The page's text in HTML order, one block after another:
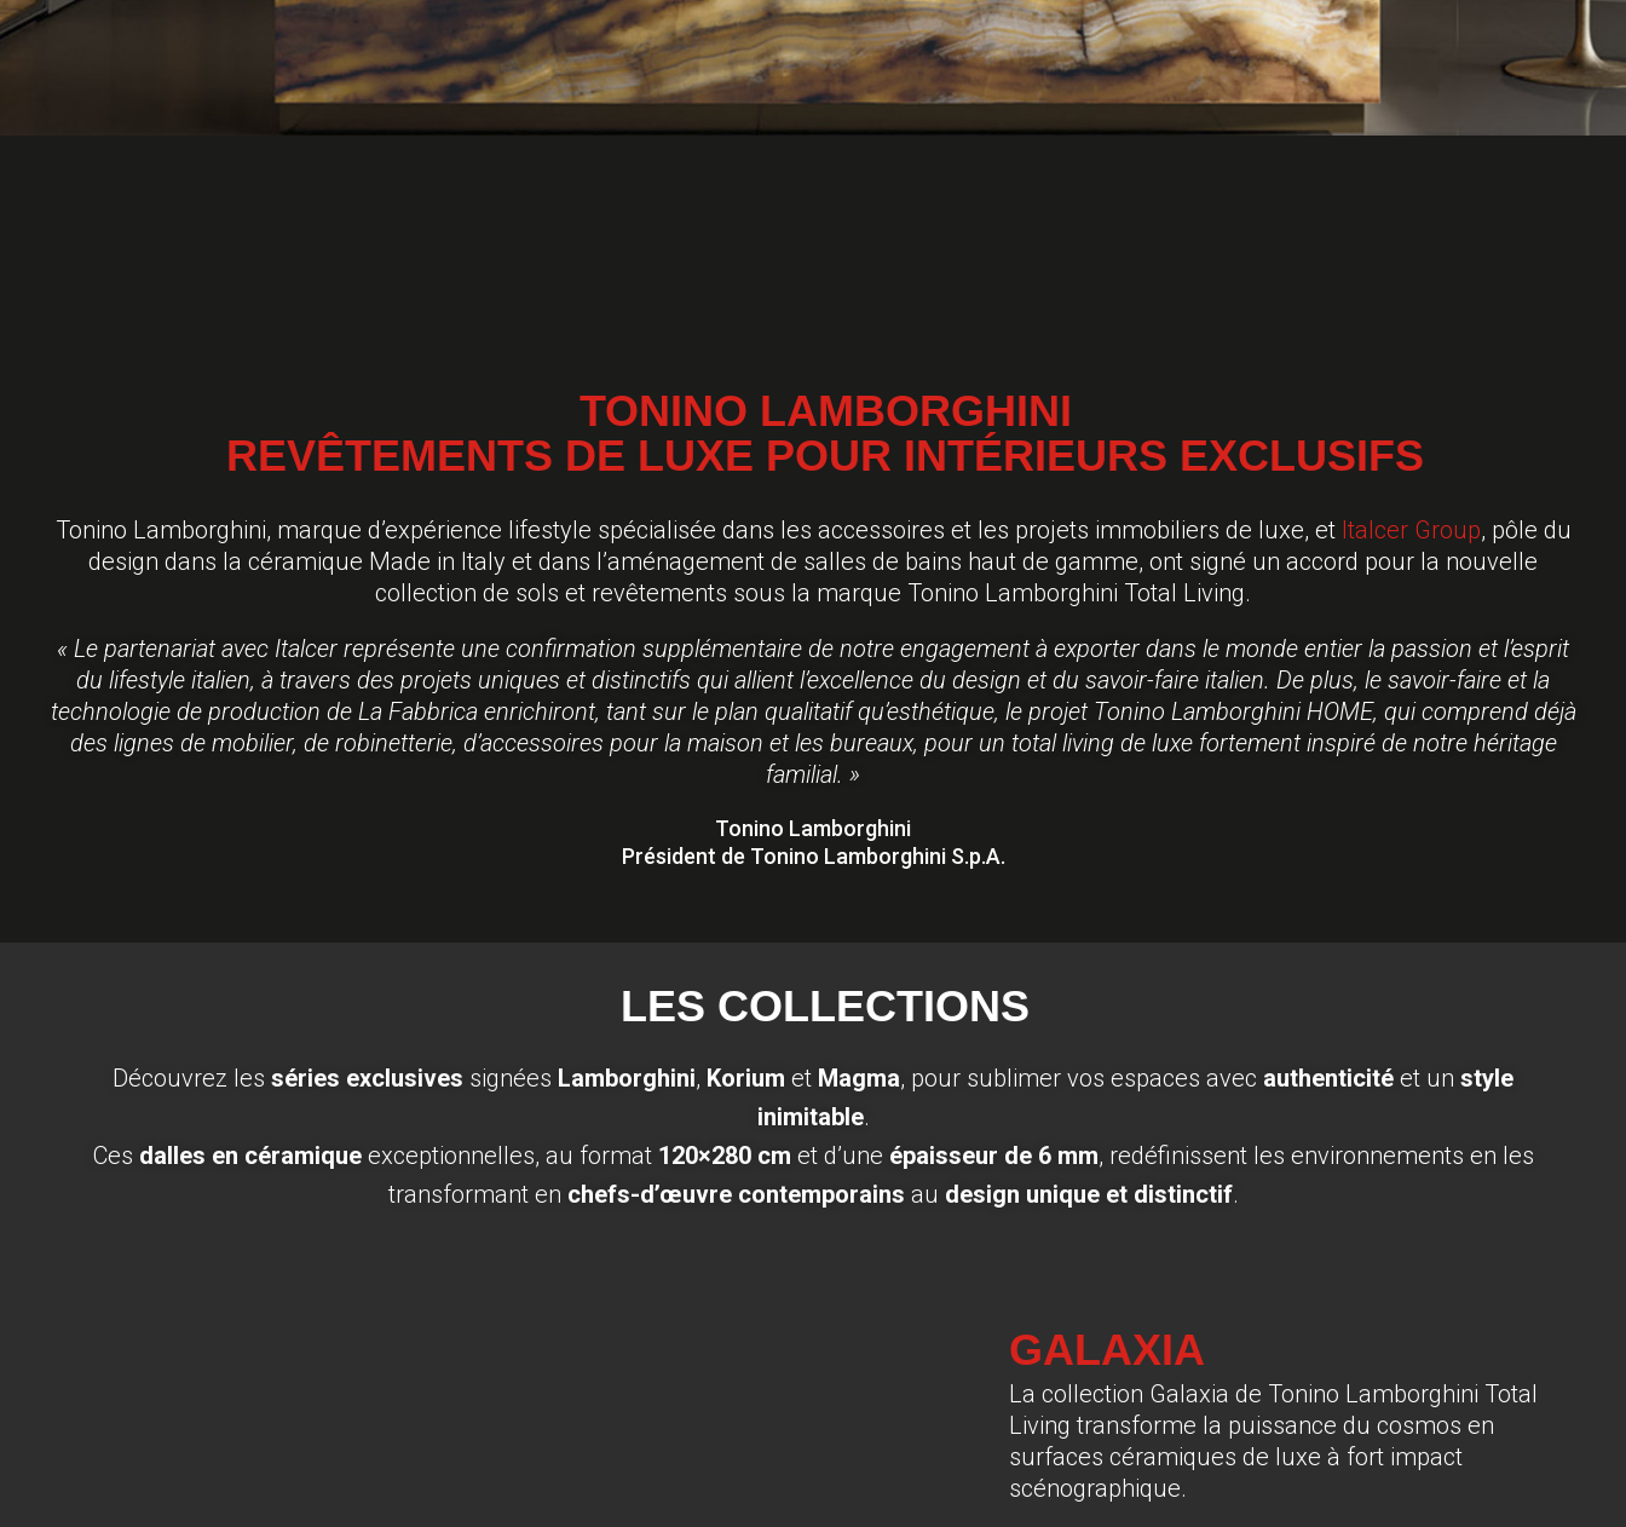
é
c
i
v
a
n
TONINO LAMBORGHINI
REVÊTEMENTS DE LUXE POUR INTÉRIEURS EXCLUSIFS
Tonino Lamborghini, marque d’expérience lifestyle spécialisée dans les accessoires et les projets immobiliers de luxe, et Italcer Group, pôle du
design dans la céramique Made in Italy et dans l’aménagement de salles de bains haut de gamme, ont signé un accord pour la nouvelle
collection de sols et revêtements sous la marque Tonino Lamborghini Total Living.
« Le partenariat avec Italcer représente une confirmation supplémentaire de notre engagement à exporter dans le monde entier la passion et l’esprit
du lifestyle italien, à travers des projets uniques et distinctifs qui allient l’excellence du design et du savoir-faire italien. De plus, le savoir-faire et la
technologie de production de La Fabbrica enrichiront, tant sur le plan qualitatif qu’esthétique, le projet Tonino Lamborghini HOME, qui comprend déjà
des lignes de mobilier, de robinetterie, d’accessoires pour la maison et les bureaux, pour un total living de luxe fortement inspiré de notre héritage
familial. »
Tonino Lamborghini
Président de Tonino Lamborghini S.p.A.
LES COLLECTIONS
Découvrez les séries exclusives signées Lamborghini, Korium et Magma, pour sublimer vos espaces avec authenticité et un style
inimitable.
Ces dalles en céramiqueexceptionnelles, au format 120×280 cm et d’une épaisseur de 6 mm, redéfinissent les environnements en les
transformant en chefs-d’œuvre contemporains au design unique et distinctif.
GALAXIA
La collection Galaxia de Tonino Lamborghini Total
Living transforme la puissance du cosmos en
surfaces céramiques de luxe à fort impact
scénographique.